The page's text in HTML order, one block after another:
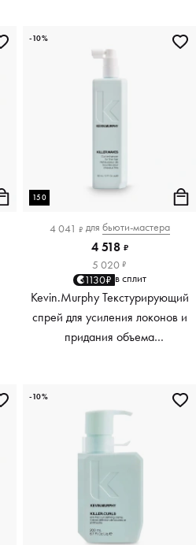
150
4 041 ₽ для бьюти-мастера
4 518 ₽
5 020 ₽
1130₽ в сплит
Kevin.Murphy Текстурирующий
спрей для усиления локонов и
придания объема
-10%
-10%